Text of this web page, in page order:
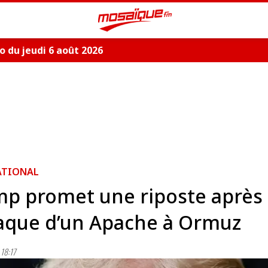
du jeudi 6 août 2026
promet une riposte après
d’un Apache à Ormuz